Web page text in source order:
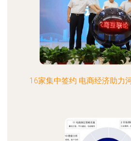
16家集中签约 电商经济助力